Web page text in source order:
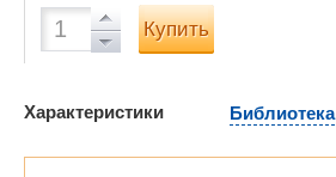
Купить
Характеристики Библиотека